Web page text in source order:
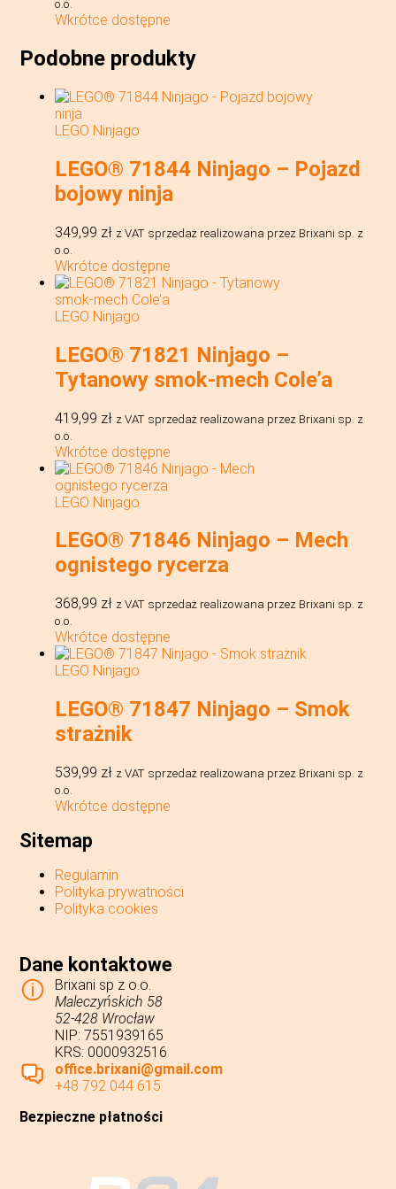
o.o.
Wkrótce dostępne
Podobne produkty
LEGO Ninjago
LEGO® 71844 Ninjago – Pojazd
bojowy ninja
349,99 zł z VAT sprzedaż realizowana przez Brixani sp. z
o.o.
Wkrótce dostępne
LEGO Ninjago
LEGO® 71821 Ninjago –
Tytanowy smok-mech Cole’a
419,99 zł z VAT sprzedaż realizowana przez Brixani sp. z
o.o.
Wkrótce dostępne
LEGO Ninjago
LEGO® 71846 Ninjago – Mech
ognistego rycerza
368,99 zł z VAT sprzedaż realizowana przez Brixani sp. z
o.o.
Wkrótce dostępne
LEGO Ninjago
LEGO® 71847 Ninjago – Smok
strażnik
539,99 zł z VAT sprzedaż realizowana przez Brixani sp. z
o.o.
Wkrótce dostępne
Sitemap
Regulamin
Polityka prywatności
Polityka cookies
Dane kontaktowe
Brixani sp z o.o.
Maleczyńskich 58
52-428 Wrocław
NIP: 7551939165
KRS: 0000932516
office.brixani@gmail.com
+48 792 044 615
Bezpieczne płatności